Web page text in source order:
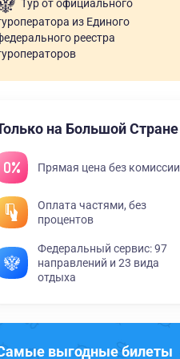
Тур от официального
из Единого
реестра
на Большой Стране
Прямая цена без комиссии
Оплата частями, без
процентов
Федеральный сервис: 97
направлений и 23 вида
отдыха
выгодные билеты